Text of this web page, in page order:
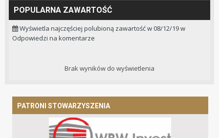
POPULARNA ZAWARTOŚĆ
Wyświetla najczęściej polubioną zawartość w 08/12/19 w
Odpowiedzi na komentarze
Brak wyników do wyświetlenia
PATRONI STOWARZYSZENIA